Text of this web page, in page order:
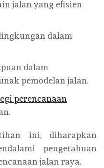
jalan yang efisien
dalam
dalam
pemodelan jalan.
perencanaan
ini, diharapkan
pengetahuan
jalan raya.